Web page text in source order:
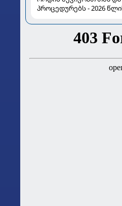
პროცედურებს - 2026